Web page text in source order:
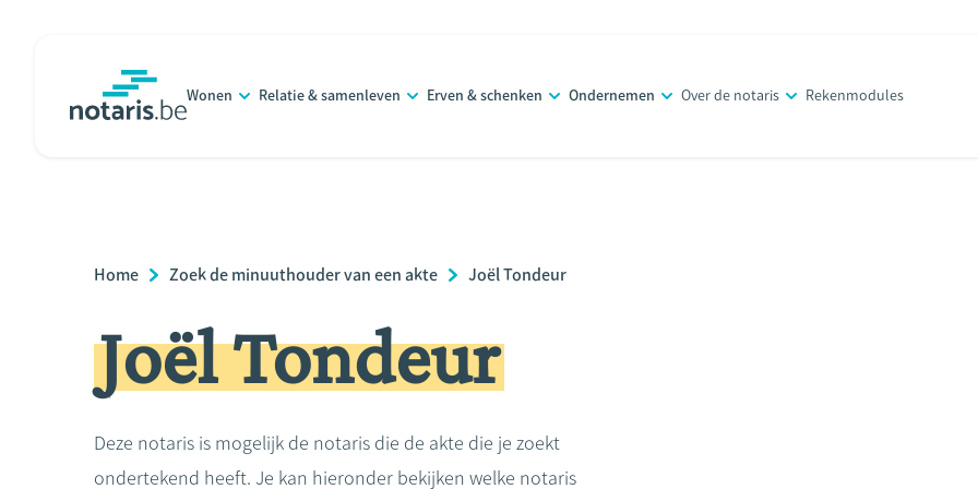
Wonen Relatie & samenleven Erven & schenken Ondernemen Over de notaris Rekenmodules
Breadcrumb
Home Zoek de minuuthouder van een akte Joël Tondeur
Joël Tondeur
Deze notaris is mogelijk de notaris die de akte die je zoekt
ondertekend heeft. Je kan hieronder bekijken welke notaris